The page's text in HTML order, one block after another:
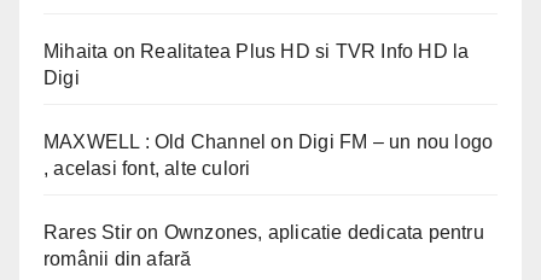
Mihaita on Realitatea Plus HD si TVR Info HD la
Digi
MAXWELL : Old Channel on Digi FM – un nou logo
, acelasi font, alte culori
Rares Stir on Ownzones, aplicatie dedicata pentru
românii din afară